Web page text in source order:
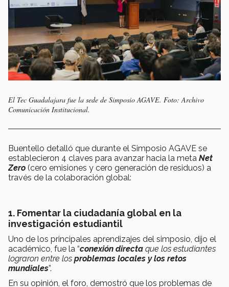
El Tec Guadalajara fue la sede de Simposio AGAVE. Foto: Archivo
Comunicación Institucional.
Buentello detalló que durante el Simposio AGAVE se
establecieron 4 claves para avanzar hacia la meta Net
Zero (cero emisiones y cero generación de residuos) a
través de la colaboración global:
1. Fomentar la ciudadanía global en la
investigación estudiantil
Uno de los principales aprendizajes del simposio, dijo el
académico, fue la “conexión directa que los estudiantes
lograron entre los problemas locales y los retos
mundiales”.
En su opinión, el foro, demostró que los problemas de